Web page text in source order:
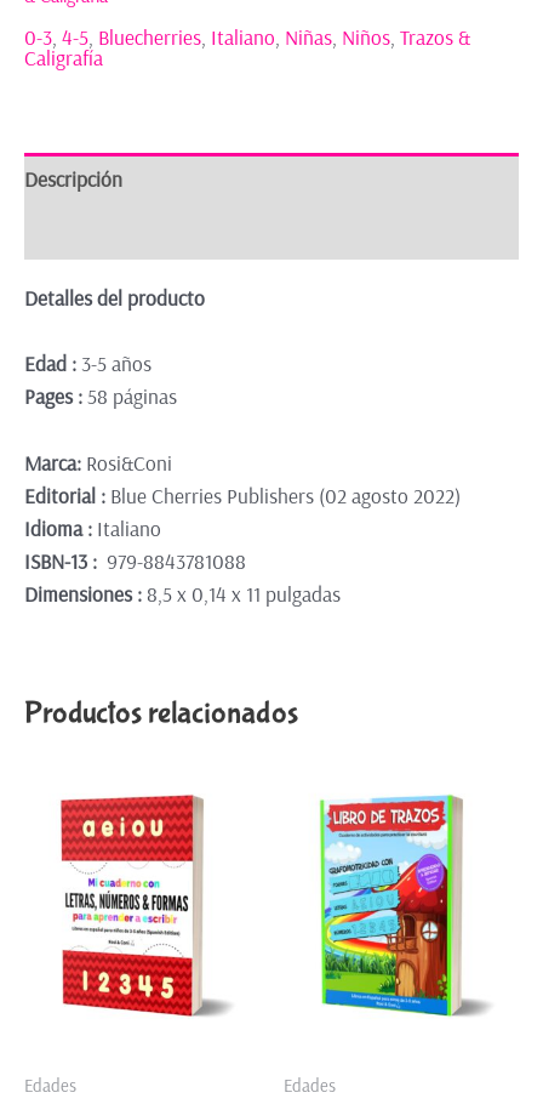
0-3, 4-5, Bluecherries, Italiano, Niñas, Niños, Trazos &
Caligrafía
Descripción
Detalles del producto
Edad :3-5 años
Pages :58 páginas
Marca: Rosi&Coni
Editorial : Blue Cherries Publishers (02 agosto 2022)
Idioma : Italiano
ISBN-13 : 979-8843781088
Dimensiones : 8,5 x 0,14 x 11 pulgadas
Productos relacionados
Edades Edades